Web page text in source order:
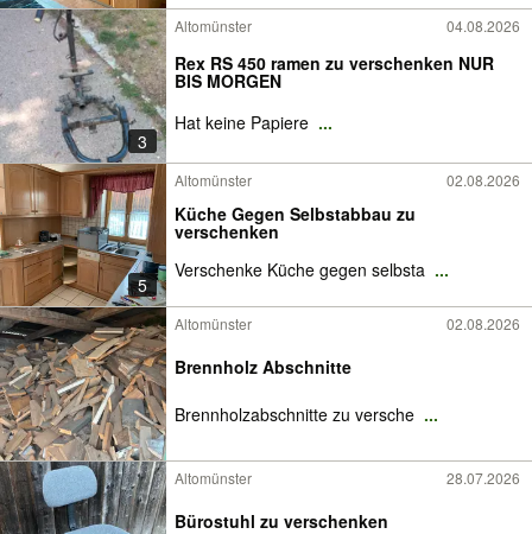
3
Altomünster 04.08.2026
Rex RS 450 ramen zu verschenken NUR
BIS MORGEN
Hat keine Papiere ...
5
Altomünster 02.08.2026
Küche Gegen Selbstabbau zu
verschenken
Verschenke Küche gegen selbsta ...
Altomünster 02.08.2026
Brennholz Abschnitte
Brennholzabschnitte zu versche ...
Altomünster 28.07.2026
Bürostuhl zu verschenken